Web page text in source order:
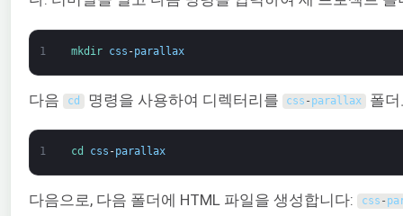
1 mkdir css -parallax
다음 cd 명령을 사용하여 디렉터리를 css - parallax 폴
1 cd css -parallax
다음으로, 다음 폴더에 HTML 파일을 생성합니다: css -